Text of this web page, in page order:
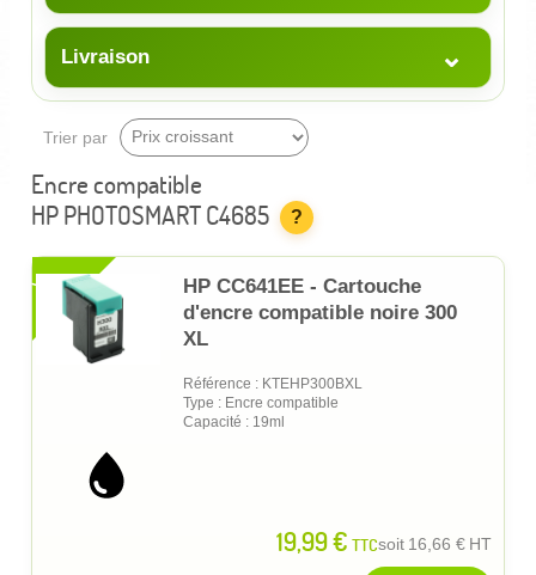
Livraison ⌄
Trier par
Encre compatible
HP PHOTOSMART C4685
?
XL
HP CC641EE - Cartouche
d'encre compatible noire 300
XL
Référence : KTEHP300BXL
Type : Encre compatible
Capacité : 19ml
19,99 € TTCsoit 16,66 € HT